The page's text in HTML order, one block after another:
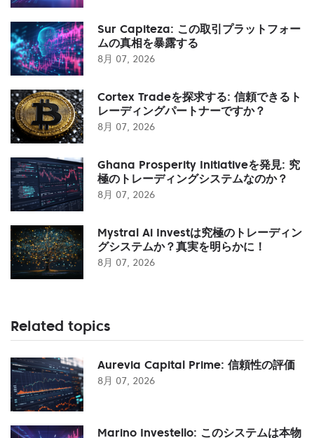
Sur Capiteza: この取引プラットフォー
ムの真相を暴露する
8月 07, 2026
Cortex Tradeを探求する: 信頼できるト
レーディングパートナーですか？
8月 07, 2026
Ghana Prosperity Initiativeを発見: 究
極のトレーディングシステムなのか？
8月 07, 2026
Mystral Ai Investは究極のトレーディン
グシステムか？真実を明らかに！
8月 07, 2026
Related topics
Aurevia Capital Prime: 信頼性の評価
8月 07, 2026
Marino Investello: このシステムは本物